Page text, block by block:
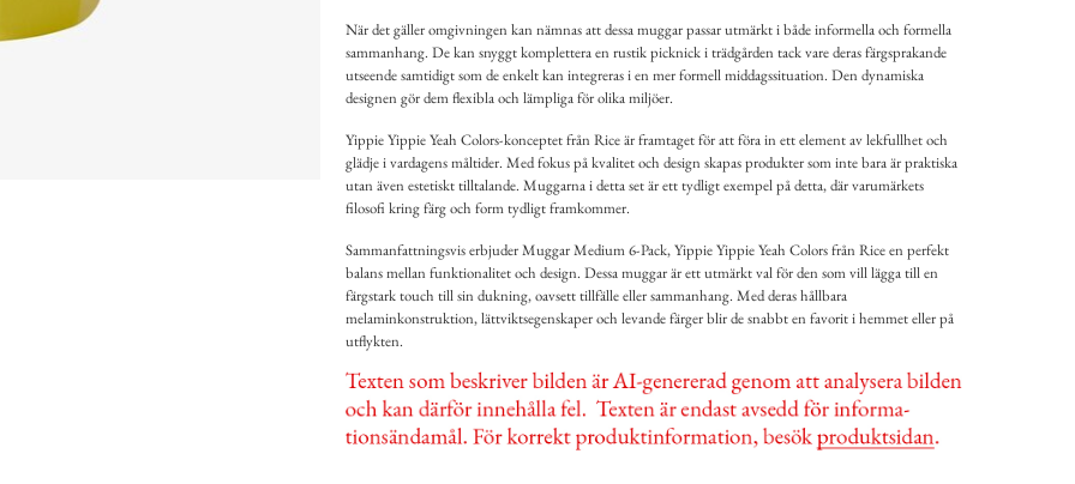
När det gäller omgivningen kan nämnas att dessa muggar passar utmärkt i både informella och formella
sammanhang. De kan snyggt komplettera en rustik picknick i trädgården tack vare deras färgsprakande
utseende samtidigt som de enkelt kan integreras i en mer formell middagssituation. Den dynamiska
designen gör dem flexibla och lämpliga för olika miljöer.
Yippie Yippie Yeah Colors-konceptet från Rice är framtaget för att föra in ett element av lekfullhet och
glädje i vardagens måltider. Med fokus på kvalitet och design skapas produkter som inte bara är praktiska
utan även estetiskt tilltalande. Muggarna i detta set är ett tydligt exempel på detta, där varumärkets
filosofi kring färg och form tydligt framkommer.
Sammanfattningsvis erbjuder Muggar Medium 6-Pack, Yippie Yippie Yeah Colors från Rice en perfekt
balans mellan funktionalitet och design. Dessa muggar är ett utmärkt val för den som vill lägga till en
färgstark touch till sin dukning, oavsett tillfälle eller sammanhang. Med deras hållbara
melaminkonstruktion, lättviktsegenskaper och levande färger blir de snabbt en favorit i hemmet eller på
utflykten.